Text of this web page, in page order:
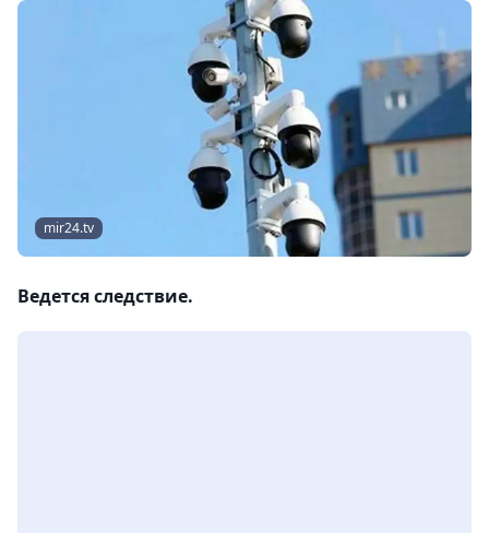
mir24.tv
Ведется следствие.